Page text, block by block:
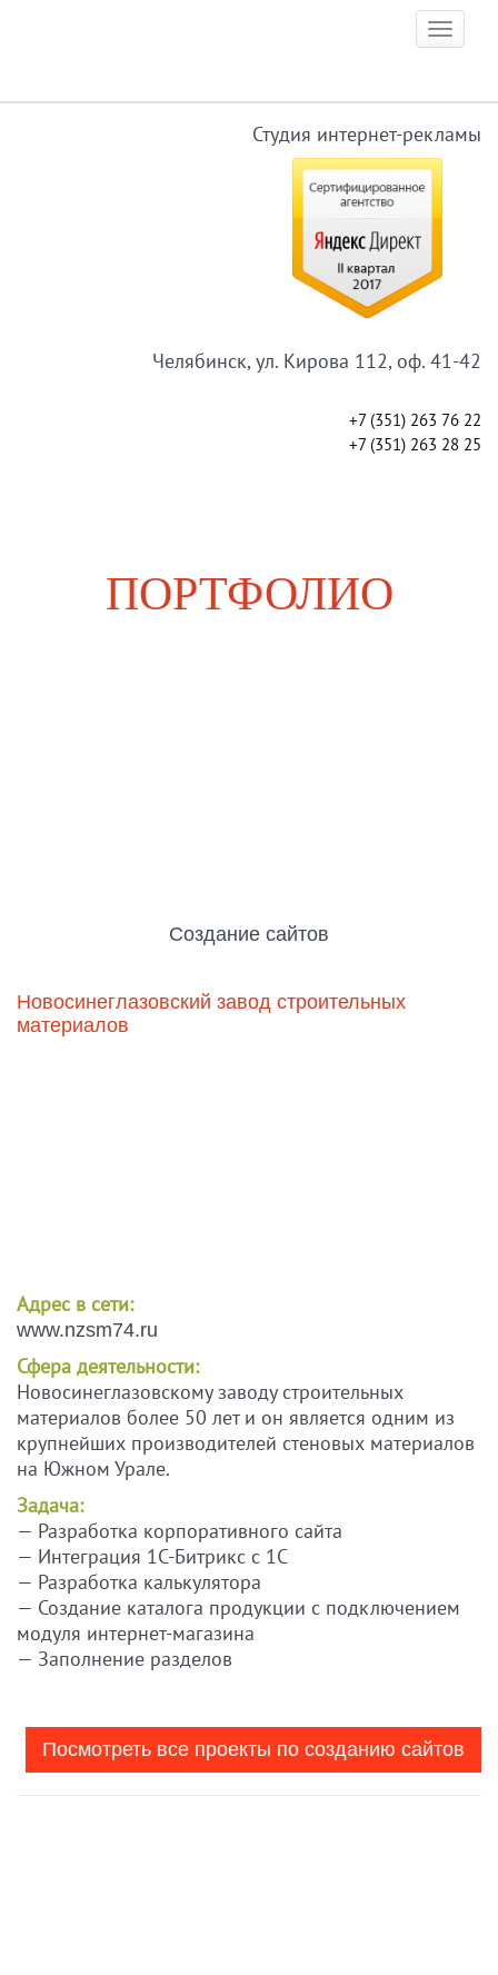
Toggle
Студия интернет-рекламы
Челябинск, ул. Кирова 112, оф. 41-42
+7 (351) 263 76 22
+7 (351) 263 28 25
ПОРТФОЛИО
Создание сайтов
Новосинеглазовский завод строительных
материалов
Адрес в сети:
www.nzsm74.ru
Сфера деятельности:
Новосинеглазовскому заводу строительных
материалов более 50 лет и он является одним из
крупнейших производителей стеновых материалов
на Южном Урале.
Задача:
— Разработка корпоративного сайта
— Интеграция 1С-Битрикс с 1С
— Разработка калькулятора
— Создание каталога продукции с подключением
модуля интернет-магазина
— Заполнение разделов
Посмотреть все проекты по созданию сайтов